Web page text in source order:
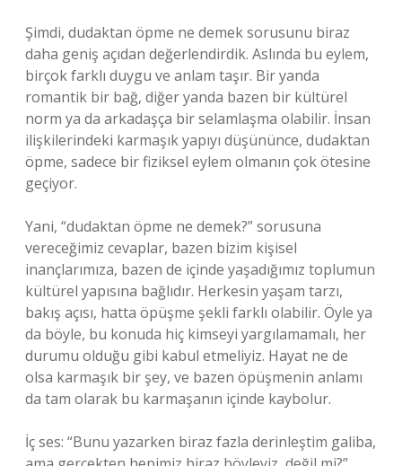
Şimdi, dudaktan öpme ne demek sorusunu biraz
daha geniş açıdan değerlendirdik. Aslında bu eylem,
birçok farklı duygu ve anlam taşır. Bir yanda
romantik bir bağ, diğer yanda bazen bir kültürel
norm ya da arkadaşça bir selamlaşma olabilir. İnsan
ilişkilerindeki karmaşık yapıyı düşününce, dudaktan
öpme, sadece bir fiziksel eylem olmanın çok ötesine
geçiyor.
Yani, “dudaktan öpme ne demek?” sorusuna
vereceğimiz cevaplar, bazen bizim kişisel
inançlarımıza, bazen de içinde yaşadığımız toplumun
kültürel yapısına bağlıdır. Herkesin yaşam tarzı,
bakış açısı, hatta öpüşme şekli farklı olabilir. Öyle ya
da böyle, bu konuda hiç kimseyi yargılamamalı, her
durumu olduğu gibi kabul etmeliyiz. Hayat ne de
olsa karmaşık bir şey, ve bazen öpüşmenin anlamı
da tam olarak bu karmaşanın içinde kaybolur.
İç ses: “Bunu yazarken biraz fazla derinleştim galiba,